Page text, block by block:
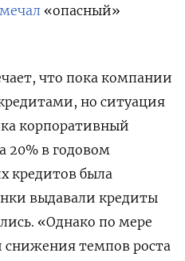
—
«опасный»
что пока компании
но ситуация
корпоративный
20% в годовом
кредитов была
выдавали кредиты
«Однако по мере
темпов роста